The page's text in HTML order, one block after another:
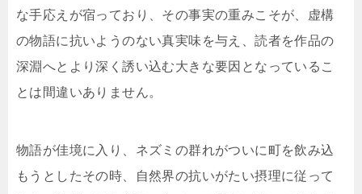
な手応えが宿っており、その事実の重みこそが、虚構
の物語に抗いようのない真実味を与え、読者を作品の
深淵へとより深く誘い込む大きな要因となっているこ
とは間違いありません。
物語が佳境に入り、ネズミの群れがついに町を飲み込
もうとしたその時、自然界の抗いがたい摂理に従って